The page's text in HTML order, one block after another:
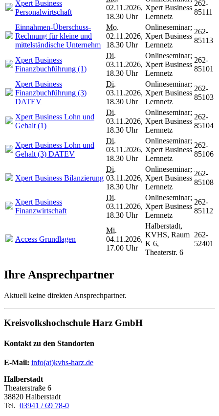
Xpert Business
Personalwirtschaft
02.11.2026,
18.30 Uhr
Xpert Business
Lernnetz
262-
85111
Einnahmen-Überschuss-
Rechnung für kleine und
mittelständische Unternehm
Mo.
02.11.2026,
18.30 Uhr
Onlineseminar;
Xpert Business
Lernnetz
262-
85113
Xpert Business
Finanzbuchführung (1)
Di.
03.11.2026,
18.30 Uhr
Onlineseminar;
Xpert Business
Lernnetz
262-
85101
Xpert Business
Finanzbuchführung (3)
DATEV
Di.
03.11.2026,
18.30 Uhr
Onlineseminar;
Xpert Business
Lernnetz
262-
85103
Xpert Business Lohn und
Gehalt (1)
Di.
03.11.2026,
18.30 Uhr
Onlineseminar;
Xpert Business
Lernnetz
262-
85104
Xpert Business Lohn und
Gehalt (3) DATEV
Di.
03.11.2026,
18.30 Uhr
Onlineseminar;
Xpert Business
Lernnetz
262-
85106
Xpert Business Bilanzierung
Di.
03.11.2026,
18.30 Uhr
Onlineseminar;
Xpert Business
Lernnetz
262-
85108
Xpert Business
Finanzwirtschaft
Di.
03.11.2026,
18.30 Uhr
Onlineseminar;
Xpert Business
Lernnetz
262-
85112
Access Grundlagen
Mi.
04.11.2026,
17.00 Uhr
Halberstadt,
KVHS, Raum
K 6,
Theaterstr. 6
262-
52401
Ihre Ansprechpartner
Aktuell keine direkten Ansprechpartner.
Kreisvolkshochschule Harz GmbH
Kontakt zu den Standorten
E-Mail: info(at)kvhs-harz.de
Halberstadt
Theaterstraße 6
38820 Halberstadt
Tel. 03941 / 69 78-0